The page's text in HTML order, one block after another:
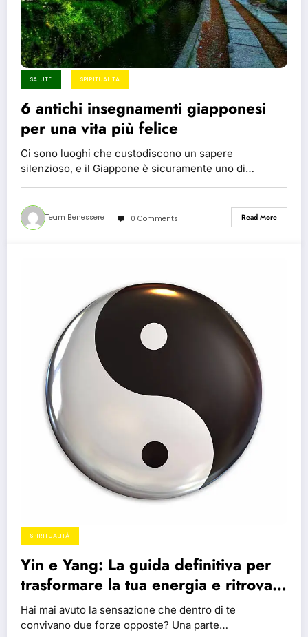
SALUTE SPIRITUALITÀ
6 antichi insegnamenti giapponesi
per una vita più felice
Ci sono luoghi che custodiscono un sapere
silenzioso, e il Giappone è sicuramente uno di…
Team Benessere 0 Comments Read More
SPIRITUALITÀ
Yin e Yang: La guida definitiva per
trasformare la tua energia e ritrovare
l’equilibrio
Hai mai avuto la sensazione che dentro di te
convivano due forze opposte? Una parte…